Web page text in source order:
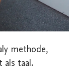
methode,
als taal.